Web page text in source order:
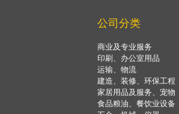
公司分类
商业及专业服务
印刷、办公室用品
运输、物流
建造、装修、环保工程
家居用品及服务、宠物
食品粮油、餐饮业设备